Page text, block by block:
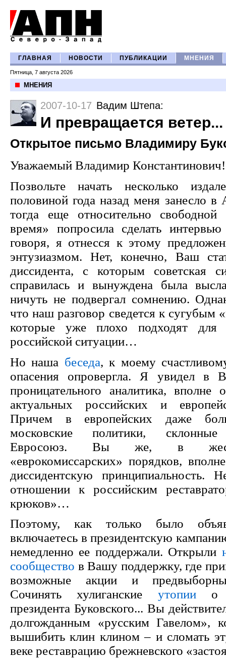
ГЛАВНАЯ НОВОСТИ ПУБЛИКАЦИИ МНЕНИЯ
Пятница, 7 августа 2026
МНЕНИЯ
2007-10-17 Вадим Штепа:
И превращается ветер...
Открытое письмо Владимиру
Уважаемый Владимир Константинович!
Позвольте начать несколько
половиной года назад меня занесло в
тогда еще относительно свободной
время» попросила сделать
говоря, я отнесся к этому
энтузиазмом. Нет, конечно, Ваш
диссидента, с которым советская
справилась и вынуждена была
ничуть не подвергал сомнению.
что наш разговор сведется к сугубым
которые уже плохо подходят для
российской ситуации…
Но наша беседа, к моему
опасения опровергла. Я увидел в
проницательного аналитика, вполне
актуальных российских и
Причем в европейских даже
московские политики, склонные
Евросоюз. Вы же, в
«еврокомиссарских» порядков,
диссидентскую
отношении к российским
крюков»…
Поэтому, как только было
включаетесь в президентскую
немедленно ее поддержали. Открыли
сообщество в Вашу поддержку, где
возможные акции и
Сочинять хулиганские утопиио
президента Буковского... Вы
долгожданным «русским Гавелом»,
вышибить клин клином – и сломать
веке реставрацию брежневского